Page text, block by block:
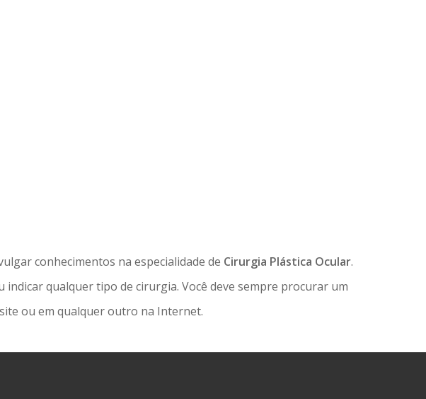
conhecimentos na especialidade de Cirurgia Plástica Ocular.
qualquer tipo de cirurgia. Você deve sempre procurar um
ou em qualquer outro na Internet.